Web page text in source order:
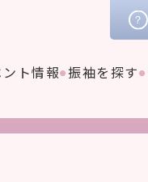
ト情報 振袖を探す